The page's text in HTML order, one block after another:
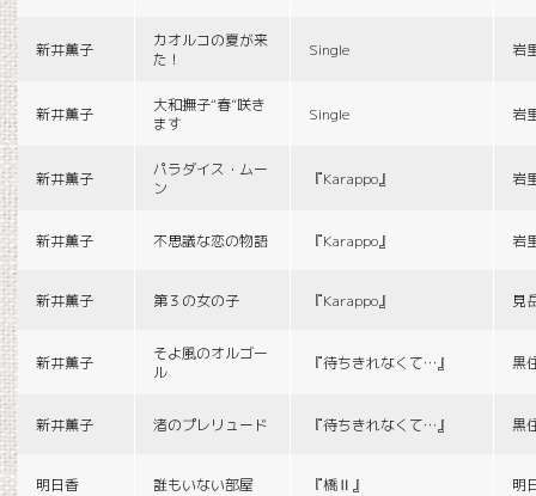
新井薫子
カオルコの夏が来
た！
Single 岩
新井薫子
大和撫子“春”咲き
ます
Single 岩
新井薫子
パラダイス・ムー
ン
『Karappo』 岩
新井薫子 不思議な恋の物語 『Karappo』 岩
新井薫子 第３の女の子 『Karappo』 見
新井薫子
そよ風のオルゴー
ル
『待ちきれなくて…』 黒
新井薫子 渚のプレリュード 『待ちきれなくて…』 黒
明日香 誰もいない部屋 『橋Ⅱ』 明